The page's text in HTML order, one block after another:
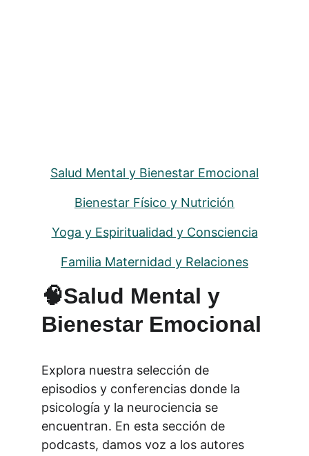
Salud Mental y Bienestar Emocional
Bienestar Físico y Nutrición
Yoga y Espiritualidad y Consciencia
Familia Maternidad y Relaciones
🧠Salud Mental y
Bienestar Emocional
Explora nuestra selección de
episodios y conferencias donde la
psicología y la neurociencia se
encuentran. En esta sección de
podcasts, damos voz a los autores